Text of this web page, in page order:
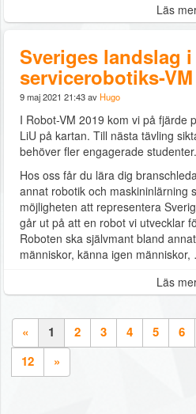
Läs
Sveriges landslag i
servicerobotiks-
9 maj 2021 21:43 av Hugo
I Robot-VM 2019 kom vi på fjärde
LiU på kartan. Till nästa tävling
behöver fler engagerade studenter.
Hos oss får du lära dig
annat robotik och maskininlärning
möjligheten att representera
går ut på att en robot vi utvecklar
Roboten ska självmant bland
människor, känna igen
Läs
« 1 2 3 4 5 6
12
»